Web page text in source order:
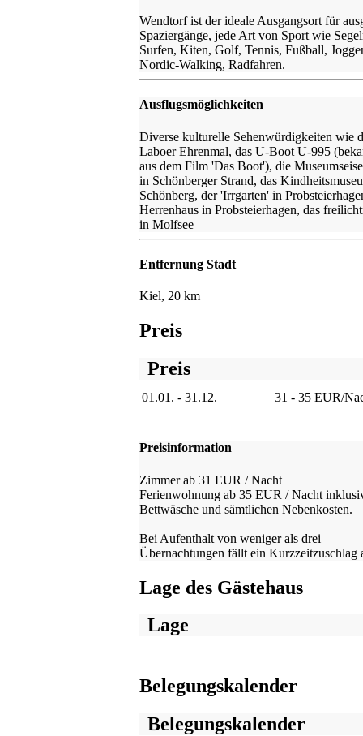
Wendtorf ist der ideale Ausgangsort für
Spaziergänge, jede Art von Sport wie
Surfen, Kiten, Golf, Tennis, Fußball,
Nordic-Walking, Radfahren.
Ausflugsmöglichkeiten
Diverse kulturelle Sehenwürdigkeiten wie
Laboer Ehrenmal, das U-Boot U-995
aus dem Film 'Das Boot'), die
in Schönberger Strand, das
Schönberg, der 'Irrgarten' in
Herrenhaus in Probsteierhagen, das
in Molfsee
Entfernung Stadt
Kiel, 20 km
Preis
Preis
01.01. - 31.12. 31 - 35 EUR/
Preisinformation
Zimmer ab 31 EUR / Nacht
Ferienwohnung ab 35 EUR / Nacht
Bettwäsche und sämtlichen Nebenkosten.
Bei Aufenthalt von weniger als drei
Übernachtungen fällt ein Kurzzeitzuschlag
Lage des Gästehaus
Lage
Belegungskalender
Belegungskalender